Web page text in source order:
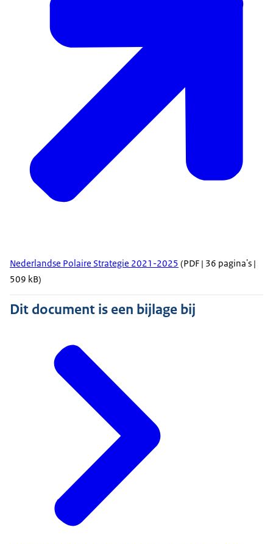
Nederlandse Polaire Strategie 2021-2025 (PDF | 36 pagina's |
509 kB)
Dit document is een bijlage bij